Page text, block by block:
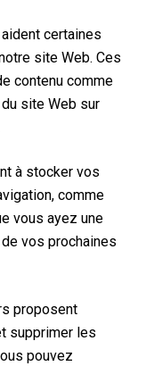
certaines
site Web. Ces
contenu comme
site Web sur
à stocker vos
comme
vous ayez une
vos prochaines
proposent
supprimer les
pouvez